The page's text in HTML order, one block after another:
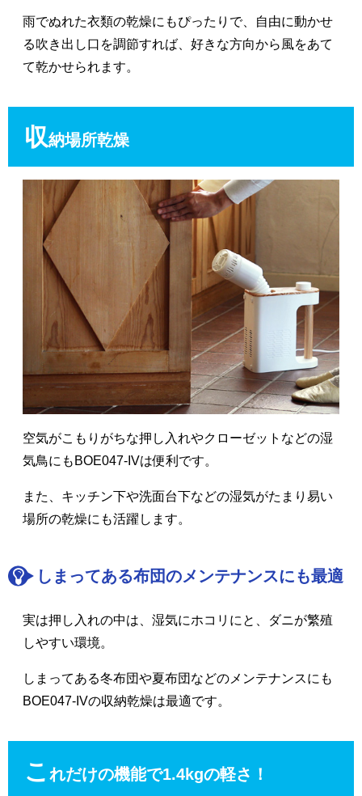
雨でぬれた衣類の乾燥にもぴったりで、自由に動かせ
る吹き出し口を調節すれば、好きな方向から風をあて
て乾かせられます。
収納場所乾燥
空気がこもりがちな押し入れやクローゼットなどの湿
気鳥にもBOE047-IVは便利です。
また、キッチン下や洗面台下などの湿気がたまり易い
場所の乾燥にも活躍します。
しまってある布団のメンテナンスにも最適
実は押し入れの中は、湿気にホコリにと、ダニが繁殖
しやすい環境。
しまってある冬布団や夏布団などのメンテナンスにも
BOE047-IVの収納乾燥は最適です。
こ れだけの機能で1.4kgの軽さ！